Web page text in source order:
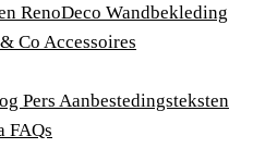
RenoDeco Wandbekleding
Co Accessoires
Pers Aanbestedingsteksten
FAQs